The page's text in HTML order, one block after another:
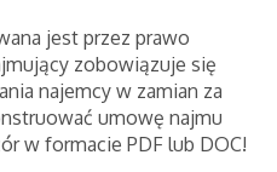
jest przez prawo
zobowiązuje się
najemcy w zamian za
umowę najmu
w formacie PDF lub DOC!